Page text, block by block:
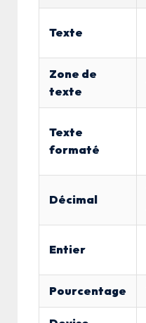
Texte
Zone de
texte
Texte
formaté
Décimal
Entier
Pourcentage